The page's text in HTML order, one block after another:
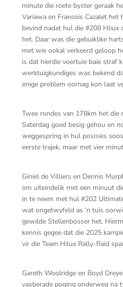
minute die roete byster geraak
Variawa en Francois Cazalet het
bevind nadat hul die #208 Hliux
het. Daar was die gebuiklike
met wie ookal verkeerd geloop
is dat hierdie voertuie baie straf
werktuigkundiges was bekend
enige problem oornag kon laat
Twee rondes van 178km het die
Saterdag goed besig gehou en
weggespring in hul posisies
eerste trajek, maar met vier
Giniel de Villiers en Dennis
om uiteindelik met een minuut
in te neem met hul #202
wat ongetwyfeld as ‘n tuis
gewilde Stellenbosser het.
kennis gegee dat die 2025
vir die Team Hilux Rally-Raid
Gareth Woolridge en Boyd
vasberade poging onderweg na